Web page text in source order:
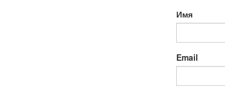
Имя
Email